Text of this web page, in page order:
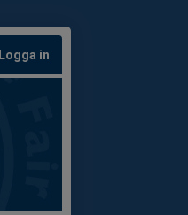
Logga in